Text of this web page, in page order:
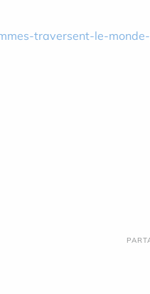
traversent-le-